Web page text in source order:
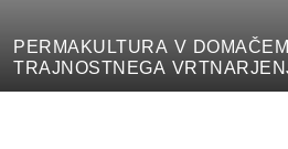
PERMAKULTURA V
TRAJNOSTNEGA